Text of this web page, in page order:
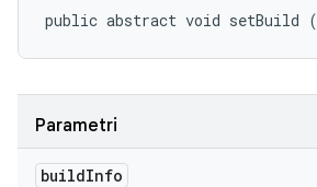
public abstract void setBuild (
Parametri
buildInfo